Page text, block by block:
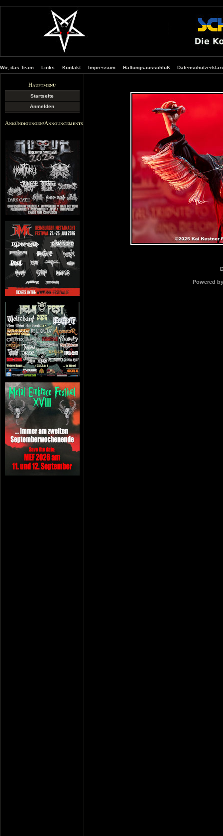
Wir, das Team Links Kontakt Impressum Haftungsausschluß
Hauptmenü
Startseite
Anmelden
Ankündigungen/Announcements
Powered